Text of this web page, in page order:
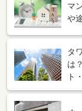
マ
や
タ
は
ト